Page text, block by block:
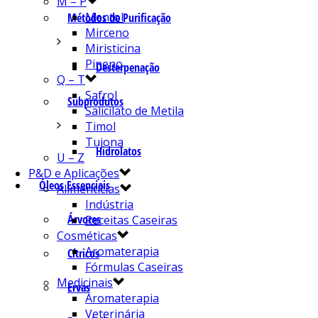
Métodos de Purificação
Desterpenação
Subprodutos
Hidrolatos
Óleos Essenciais
Árvores
Cítricos
Ervas
Mentol
Mirceno
Miristicina
Pineno
Q – T
Safrol
Salicilato de Metila
Timol
Tujona
U – Z
P&D e Aplicações
Alimentícias
Indústria
Receitas Caseiras
Cosméticas
Aromaterapia
Fórmulas Caseiras
Medicinais
Aromaterapia
Veterinária